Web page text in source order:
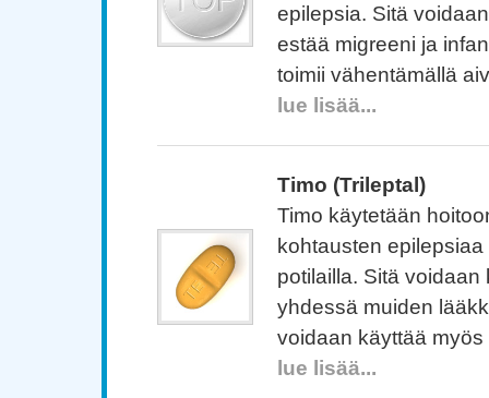
epilepsia. Sitä
estää migreeni ja
toimii vähentämällä
lue lisää...
Timo (Trileptal)
Timo käytetään
kohtausten
potilailla. Sitä voidaan
yhdessä muiden
voidaan käyttää myös
lue lisää...